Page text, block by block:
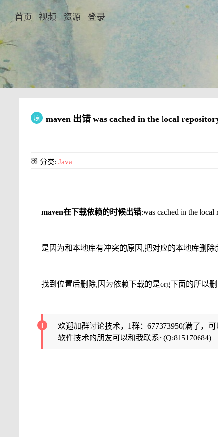
首页 视频 资源 登录
原 maven 出错 was cached in the local
分类: Java
maven在下载依赖的时候出错:was cached in the local
是因为和本地库有冲突的原因,把对应的本地库删除
找到位置后删除,因为依赖下载的是org下面的所以
欢迎加群讨论技术，1群：677373950(满了，
软件技术的朋友可以和我联系~(Q:815170684)